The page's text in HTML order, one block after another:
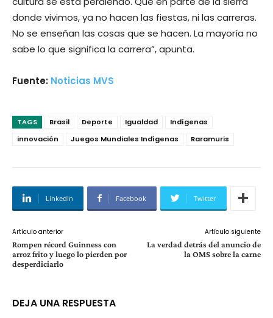
donde vivimos, ya no hacen las fiestas, ni las carreras.
No se enseñan las cosas que se hacen. La mayoría no
sabe lo que significa la carrera”, apunta.
Fuente: Noticias MVS
TAGS Brasil Deporte Igualdad
Indígenas
innovación
Juegos Mundiales Indígenas Raramuris
Linkedin Facebook Twitter
Artículo anterior
Rompen récord Guinness con
arroz frito y luego lo pierden por
desperdiciarlo
Artículo siguiente
La verdad detrás del anuncio de
la OMS sobre la carne
DEJA UNA RESPUESTA